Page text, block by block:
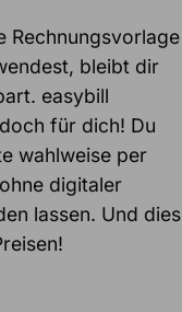
Rechnungsvorlage
bleibt dir
easybill
für dich! Du
wahlweise per
digitaler
lassen. Und dies